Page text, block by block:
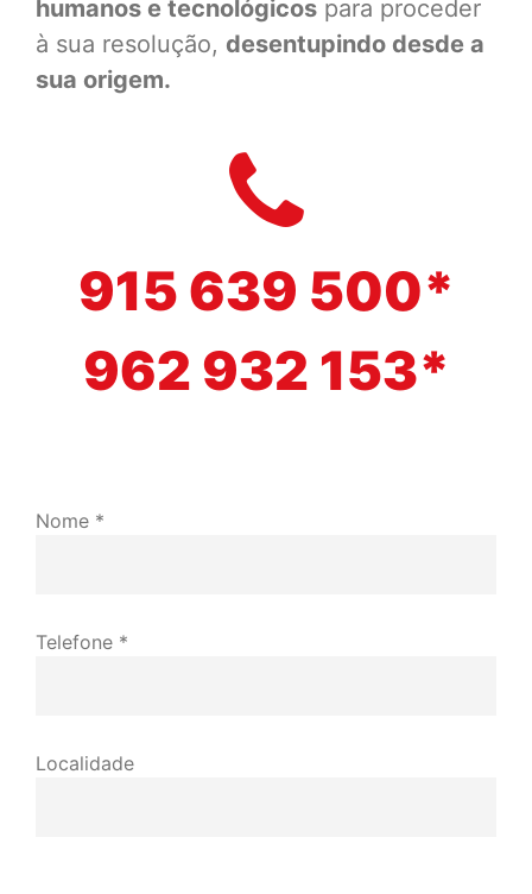
humanos e tecnológicos para proceder
à sua resolução, desentupindo desde a
sua origem.
915 639 500*
962 932 153*
Nome *
Telefone *
Localidade